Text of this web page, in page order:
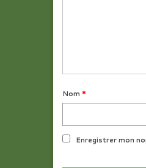
Nom *
Enregistrer mon